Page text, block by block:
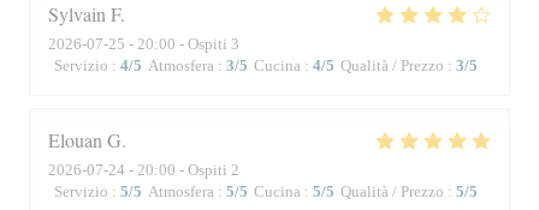
Sylvain F
2026-07-25 - 20:00 - Ospiti 3
Servizio : 4/5 Atmosfera : 3/5 Cucina : 4/5 Qualità / Prezzo : 3/5
Elouan G
2026-07-24 - 20:00 - Ospiti 2
Servizio : 5/5 Atmosfera : 5/5 Cucina : 5/5 Qualità / Prezzo : 5/5